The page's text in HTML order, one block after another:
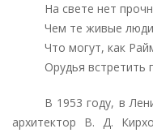
На свете нет
Чем те живые
Что могут, как
Орудья встретить
В 1953 году, в
архитектор В. Д.